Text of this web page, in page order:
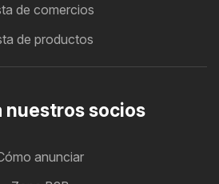
de comercios
de productos
nuestros socios
anunciar